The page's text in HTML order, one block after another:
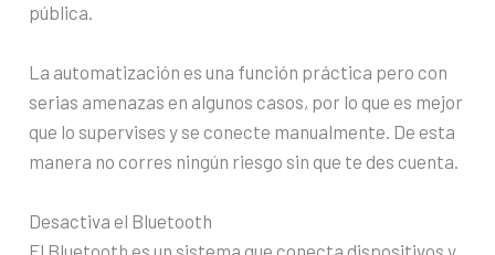
pública.
La automatización es una función práctica pero con
serias amenazas en algunos casos, por lo que es mejor
que lo supervises y se conecte manualmente. De esta
manera no corres ningún riesgo sin que te des cuenta.
Desactiva el Bluetooth